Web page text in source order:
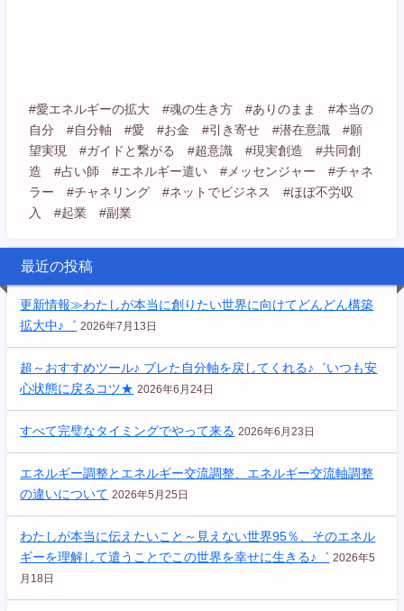
#愛エネルギーの拡大 #魂の生き方 #ありのまま #本当の
自分 #自分軸 #愛 #お金 #引き寄せ #潜在意識 #願
望実現 #ガイドと繋がる #超意識 #現実創造 #共同創
造 #占い師 #エネルギー遣い #メッセンジャー #チャネ
ラー #チャネリング #ネットでビジネス #ほぼ不労収
入 #起業 #副業
最近の投稿
更新情報≫わたしが本当に創りたい世界に向けてどんどん構築
拡大中♪゛ 2026年7月13日
超～おすすめツール♪ ブレた自分軸を戻してくれる♪゛いつも安
心状態に戻るコツ★ 2026年6月24日
すべて完璧なタイミングでやって来る 2026年6月23日
エネルギー調整とエネルギー交流調整、エネルギー交流軸調整
の違いについて 2026年5月25日
わたしが本当に伝えたいこと～見えない世界95％、そのエネル
ギーを理解して遣うことでこの世界を幸せに生きる♪゛ 2026年5
月18日